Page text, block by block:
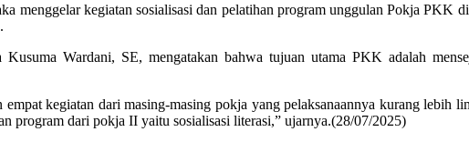
menggelar kegiatan sosialisasi dan pelatihan program unggulan Pokja PKK
Wardani, SE, mengatakan bahwa tujuan utama PKK adalah
kegiatan dari masing-masing pokja yang pelaksanaannya kurang lebih
program dari pokja II yaitu sosialisasi literasi,” ujarnya.(28/07/2025)